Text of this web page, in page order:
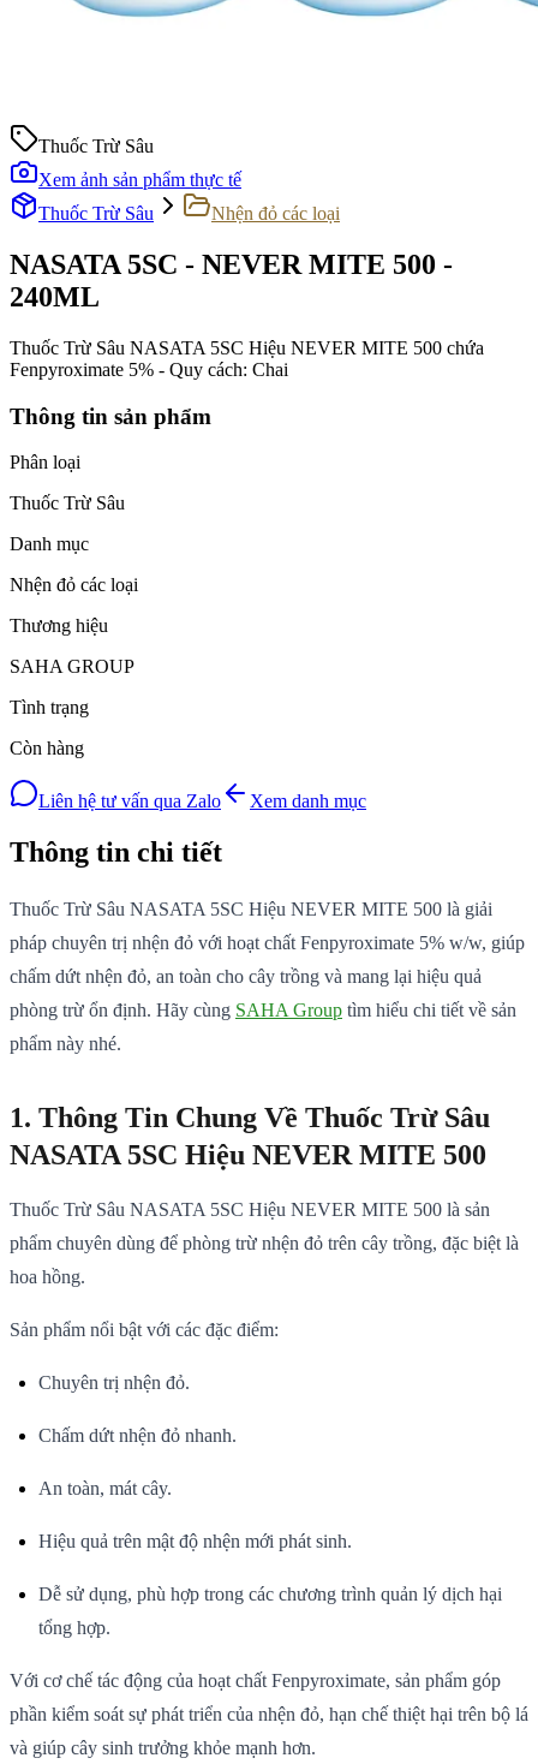
Thuốc Trừ Sâu
Xem ảnh sản phẩm thực tế
Thuốc Trừ Sâu
Nhện đỏ các loại
NASATA 5SC - NEVER MITE 500 -
240ML
Thuốc Trừ Sâu NASATA 5SC Hiệu NEVER MITE 500 chứa
Fenpyroximate 5% - Quy cách: Chai
Thông tin sản phẩm
Phân loại
Thuốc Trừ Sâu
Danh mục
Nhện đỏ các loại
Thương hiệu
SAHA GROUP
Tình trạng
Còn hàng
Liên hệ tư vấn qua Zalo Xem danh mục
Thông tin chi tiết
Thuốc Trừ Sâu NASATA 5SC Hiệu NEVER MITE 500 là giải
pháp chuyên trị nhện đỏ với hoạt chất Fenpyroximate 5% w/w, giúp
chấm dứt nhện đỏ, an toàn cho cây trồng và mang lại hiệu quả
phòng trừ ổn định. Hãy cùng SAHA Group tìm hiểu chi tiết về sản
phẩm này nhé.
1. Thông Tin Chung Về Thuốc Trừ Sâu
NASATA 5SC Hiệu NEVER MITE 500
Thuốc Trừ Sâu NASATA 5SC Hiệu NEVER MITE 500 là sản
phẩm chuyên dùng để phòng trừ nhện đỏ trên cây trồng, đặc biệt là
hoa hồng.
Sản phẩm nổi bật với các đặc điểm:
Chuyên trị nhện đỏ.
Chấm dứt nhện đỏ nhanh.
An toàn, mát cây.
Hiệu quả trên mật độ nhện mới phát sinh.
Dễ sử dụng, phù hợp trong các chương trình quản lý dịch hại
tổng hợp.
Với cơ chế tác động của hoạt chất Fenpyroximate, sản phẩm góp
phần kiểm soát sự phát triển của nhện đỏ, hạn chế thiệt hại trên bộ lá
và giúp cây sinh trưởng khỏe mạnh hơn.